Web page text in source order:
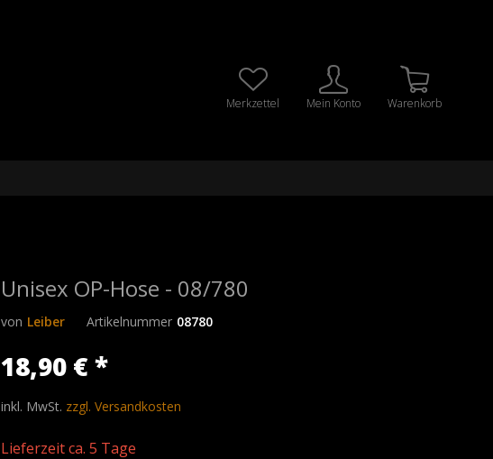
Merkzettel Mein Konto Warenkorb
Unisex OP-Hose - 08/780
von Leiber Artikelnummer 08780
18,90 € *
inkl. MwSt. zzgl. Versandkosten
Lieferzeit ca. 5 Tage